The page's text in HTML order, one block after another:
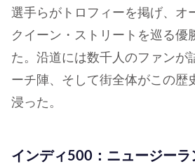
選手らがトロフィーを掲げ、オ
クイーン・ストリートを巡る優
た。沿道には数千人のファンが
ーチ陣、そして街全体がこの歴
浸った。
インディ500：ニュージーラ